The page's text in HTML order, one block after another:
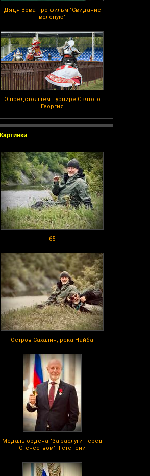
Дядя Вова про фильм "Свидание
вслепую"
О предстоящем Турнире Святого
Георгия
Картинки
65
Остров Сахалин, река Найба
Медаль ордена "За заслуги перед
Отечеством" II степени